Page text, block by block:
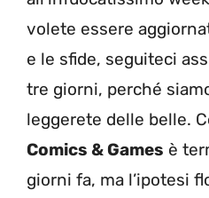
volete essere
e le sfide, seguiteci
tre giorni, perché
leggerete delle belle.
Comics & Games è
giorni fa, ma l’ipotesi